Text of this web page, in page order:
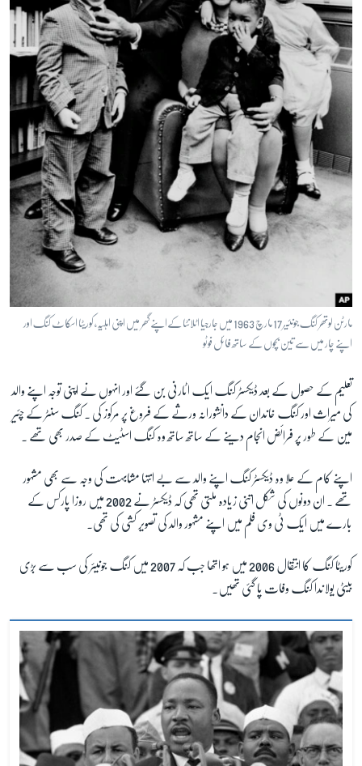
مارٹن لوتھر کنگ جونئیر 17 مارچ 1963 میں جارجیا اٹلانٹا کےاپنے گھر میں اپنی اہلیہ، کوریٹا اسکاٹ کنگ اور
اپنے چار میں سے تین بچوں کے ساتھ فائل فوٹو
تعلیم کے حصول کے بعد ڈیکسٹر کنگ ایک اٹارنی بن گئے اور انہوں نے اپنی توجہ اپنے والد
کی میراث اور کنگ خاندان کے دانشورانہ ورثے کے فروغ پر مرکوز کی ۔ کنگ سنٹر کے چئیر
مین کے طور پر فرائض انجام دینے کے ساتھ ساتھ وہ کنگ اسٹیٹ کے صدر بھی تھے ۔
اپنے کام کے علا وہ ڈیکسٹر کنگ اپنے والد سے بے انتہا مشابہت کی وجہ سے بھی مشہور
تھے ۔ ان دونوں کی شکل اتنی زیادہ ملتی تھی کہ ڈیکسٹر نے 2002 میں روزا پارکس کے
بارے میں ایک ٹی وی فلم میں اپنے مشہور والد کی تصویر کشی کی تھی۔
کوریٹا کنگ کا انتقال 2006 میں ہو اتھا جب کہ 2007 میں کنگ جونیئر کی سب سے بڑی
بیٹی یولاندا کنگ وفات پا گئی تھیں۔